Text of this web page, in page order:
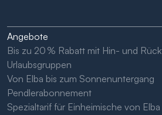
Angebote
Bis zu 20 % Rabatt mit Hin- und
Urlaubsgruppen
Von Elba bis zum Sonnenuntergang
Pendlerabonnement
Spezialtarif für Einheimische von Elba